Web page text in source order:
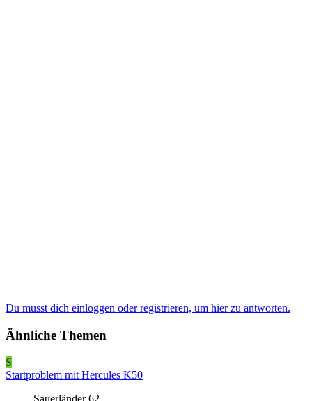
Du musst dich einloggen oder registrieren, um hier zu antworten.
Ähnliche Themen
S
Startproblem mit Hercules K50
Sauerländer 62